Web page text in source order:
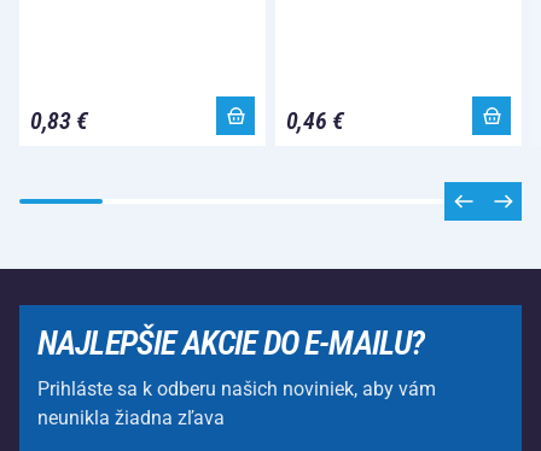
0,83 € 0,46 €
NAJLEPŠIE AKCIE DO E-MAILU?
Prihláste sa k odberu našich noviniek, aby vám
neunikla žiadna zľava